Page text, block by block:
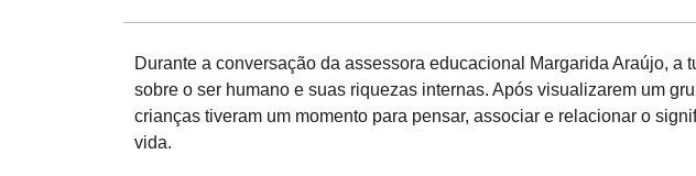
Durante a conversação da assessora educacional Margarida Araújo, a
sobre o ser humano e suas riquezas internas. Após visualizarem um
crianças tiveram um momento para pensar, associar e relacionar o
vida.